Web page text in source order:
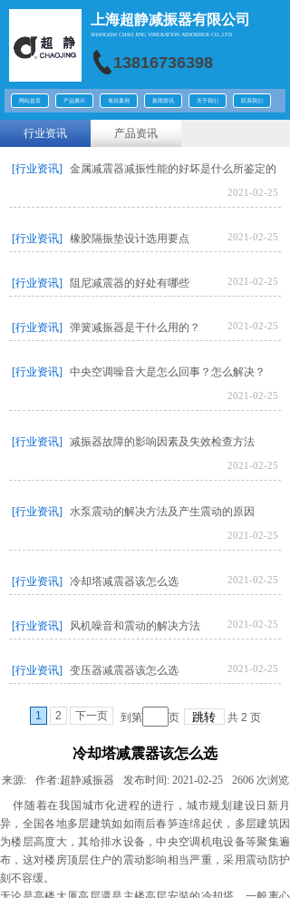
13816736398
上海超静减振器有限公司
SHANGHAI CHAO JING VIBERATION ABSORBER CO.,LTD
网站首页 产品展示 项目案例 新闻资讯 关于我们 联系我们
行业资讯 产品资讯
[行业资讯] 金属减震器减振性能的好坏是什么所鉴定的
2021-02-25
[行业资讯] 橡胶隔振垫设计选用要点 2021-02-25
[行业资讯] 阻尼减震器的好处有哪些 2021-02-25
[行业资讯] 弹簧减振器是干什么用的？ 2021-02-25
[行业资讯] 中央空调噪音大是怎么回事？怎么解决？
2021-02-25
[行业资讯] 减振器故障的影响因素及失效检查方法
2021-02-25
[行业资讯] 水泵震动的解决方法及产生震动的原因
2021-02-25
[行业资讯] 冷却塔减震器该怎么选 2021-02-25
[行业资讯] 风机噪音和震动的解决方法 2021-02-25
[行业资讯] 变压器减震器该怎么选 2021-02-25
1 2 下一页 到第 页 共 2 页
冷却塔减震器该怎么选
来源: 作者:超静减振器 发布时间: 2021-02-25 2606 次浏览
伴随着在我国城市化进程的进行，城市规划建设日新月
异，全国各地多层建筑如如雨后春笋连绵起伏，多层建筑因
为楼层高度大，其给排水设备，中央空调机电设备等聚集遍
布，这对楼房顶层住户的震动影响相当严重，采用震动防护
刻不容缓。